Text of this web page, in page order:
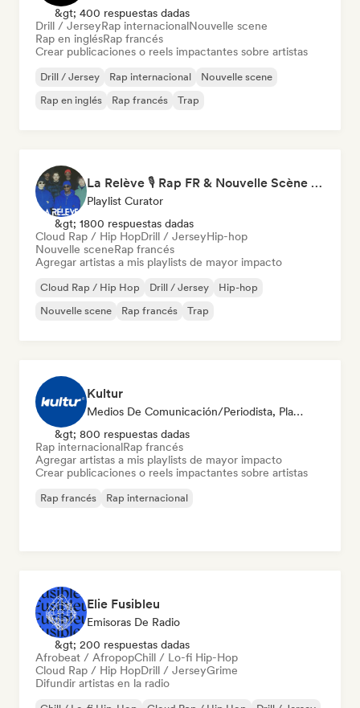
&gt; 400 respuestas dadas
Drill / JerseyRap internacionalNouvelle scene
Rap en inglésRap francés
Crear publicaciones o reels impactantes sobre artistas
Drill / Jersey Rap internacional
Nouvelle scene
Rap en inglés
Rap francés Trap
La Relève 🎙️ Rap FR & Nouvelle Scène Hip-Hop
Playlist Curator
&gt; 1800 respuestas dadas
Cloud Rap / Hip HopDrill / JerseyHip-hop
Nouvelle sceneRap francés
Agregar artistas a mis playlists de mayor impacto
Cloud Rap / Hip Hop Drill / Jersey
Hip-hop
Nouvelle scene
Rap francés Trap
Kultur
Medios De Comunicación/Periodista, Playlist Curator
&gt; 800 respuestas dadas
Rap internacionalRap francés
Agregar artistas a mis playlists de mayor impacto
Crear publicaciones o reels impactantes sobre artistas
Rap francés Rap internacional
Elie Fusibleu
Emisoras De Radio
&gt; 200 respuestas dadas
Afrobeat / AfropopChill / Lo-fi Hip-Hop
Cloud Rap / Hip HopDrill / JerseyGrime
Difundir artistas en la radio